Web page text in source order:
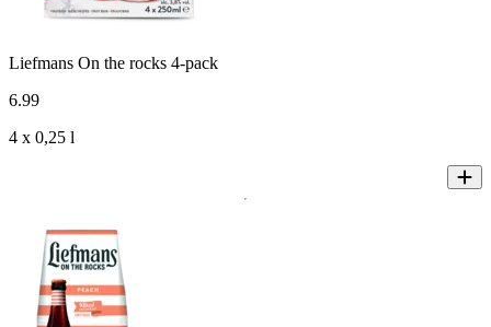
Liefmans On the rocks 4-pack
6.99
4 x 0,25 l